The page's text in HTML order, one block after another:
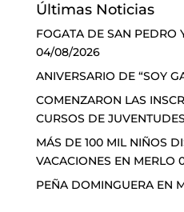
Últimas Noticias
FOGATA DE SAN PEDRO
04/08/2026
ANIVERSARIO DE “SOY
COMENZARON LAS
CURSOS DE JUVENTUDES
MÁS DE 100 MIL NIÑOS
VACACIONES EN MERLO
PEÑA DOMINGUERA EN